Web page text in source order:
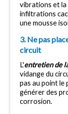
vibrations et la
infiltrations
une mousse
3. Ne pas
circuit
L'entretien de
vidange du
pas au point le
générer des
corrosion.